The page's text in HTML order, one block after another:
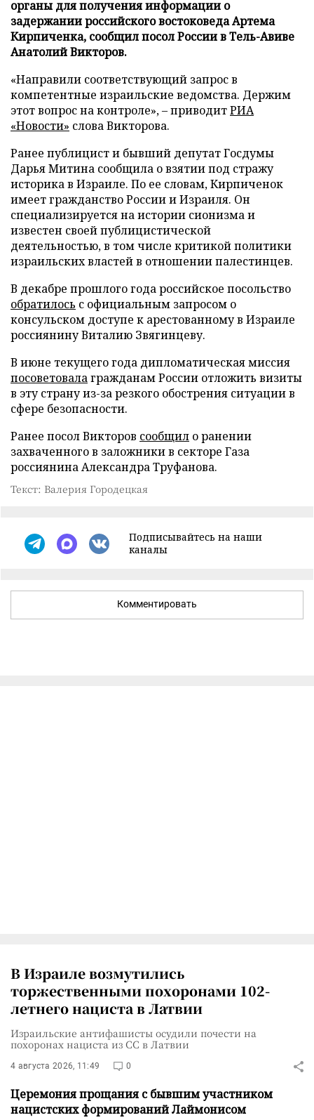
органы для получения информации о
задержании российского востоковеда Артема
Кирпиченка, сообщил посол России в Тель-Авиве
Анатолий Викторов.
«Направили соответствующий запрос в
компетентные израильские ведомства. Держим
этот вопрос на контроле», – приводитРИА
«Новости» слова Викторова.
Ранее публицист и бывший депутат Госдумы
Дарья Митина сообщила о взятии под стражу
историка в Израиле. По ее словам, Кирпиченок
имеет гражданство России и Израиля. Он
специализируется на истории сионизма и
известен своей публицистической
деятельностью, в том числе критикой политики
израильских властей в отношении палестинцев.
В декабре прошлого года российское посольство
обратилось с официальным запросом о
консульском доступе к арестованному в Израиле
россиянину Виталию Звягинцеву.
В июне текущего года дипломатическая миссия
посоветовалагражданам России отложить визиты
в эту страну из-за резкого обострения ситуации в
сфере безопасности.
Ранее посол Викторов сообщил о ранении
захваченного в заложники в секторе Газа
россиянина Александра Труфанова.
Текст: Валерия Городецкая
Подписывайтесь на наши
каналы
Комментировать
В Израиле возмутились
торжественными похоронами 102-
летнего нациста в Латвии
Израильские антифашисты осудили почести на
похоронах нациста из СС в Латвии
4 августа 2026, 11:49 0
Церемония прощания с бывшим участником
нацистских формирований Лаймонисом